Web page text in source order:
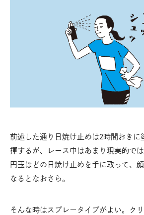
前述した通り日焼け止めは2時間おきに
揮するが、レース中はあまり現実的で
円玉ほどの日焼け止めを手に取って、
なるとなおさら。
そんな時はスプレータイプがよい。ク